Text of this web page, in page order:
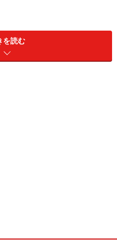
日は12日おきにやってきま
を読む